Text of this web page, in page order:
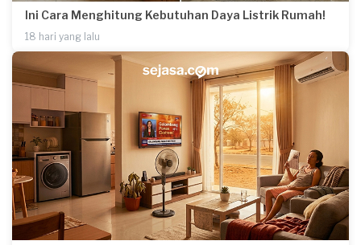
Ini Cara Menghitung Kebutuhan Daya Listrik Rumah!
18 hari yang lalu